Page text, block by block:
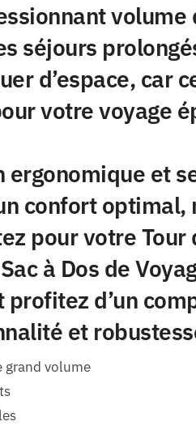
volume
séjours
d’espace, car
votre voyage
ergonomique et
confort optimal,
pour votre
à Dos de
d’un
et
grand volume